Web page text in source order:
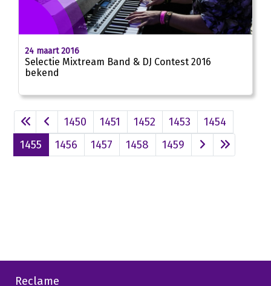
24 maart 2016
Selectie Mixtream Band & DJ Contest 2016
bekend
1450 1451 1452 1453
1454
1455
1456 1457 1458 1459
Reclame